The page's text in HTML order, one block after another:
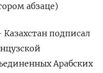
абзаце)
подписал
Арабских